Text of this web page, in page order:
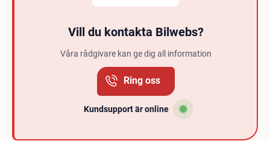
Vill du kontakta Bilwebs?
Våra rådgivare kan ge dig all information
Ring oss
Kundsupport är online